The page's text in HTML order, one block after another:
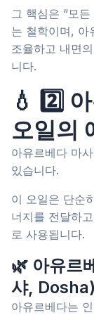
그 핵심은 “모
는 철학이며, 아
조율하고 내면
니다.
💧 2️⃣
오일의
아유르베다 마
있습니다.
이 오일은 단순
너지를 전달하
로 사용됩니다.
🌿 아유르
샤, Dosha)
아유르베다는